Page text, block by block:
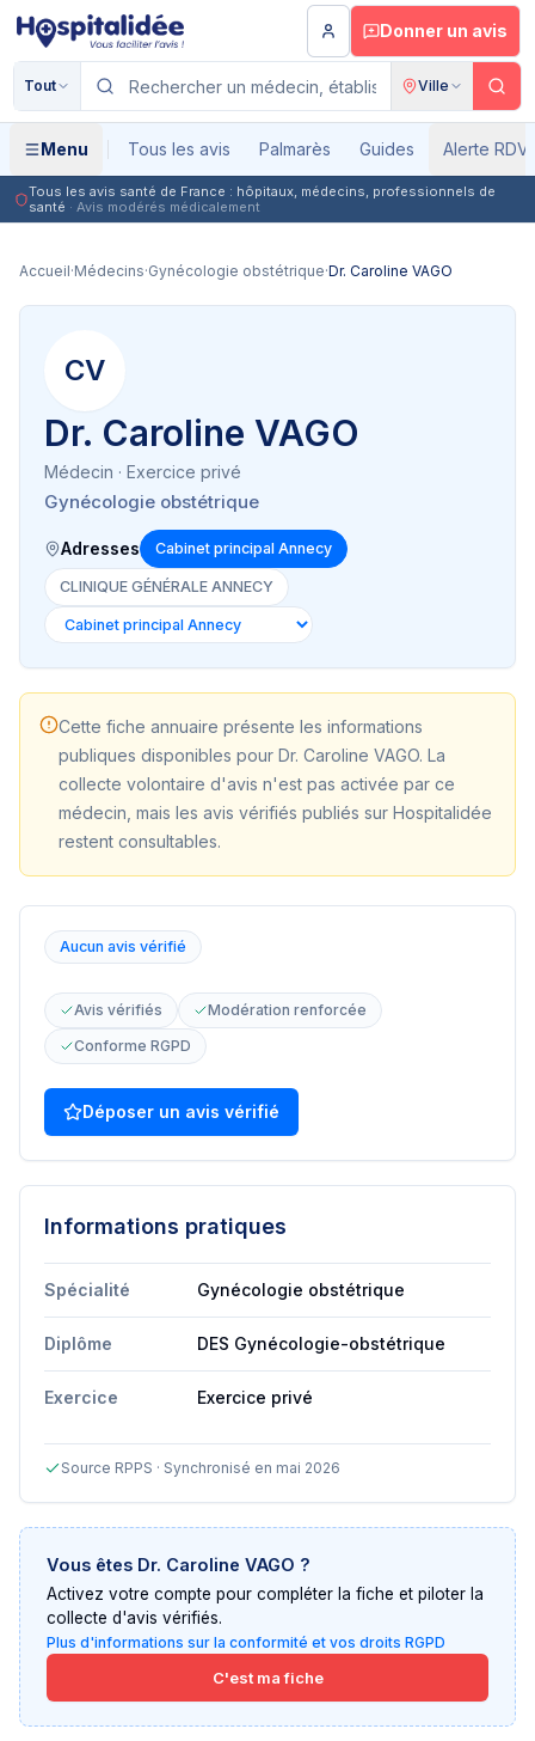
Aller au contenu principal
Donner un avis
Tout Ville
Menu Tous les avis Palmarès Guides Alerte RDV
Tous les avis santé de France : hôpitaux, médecins, professionnels de
santé · Avis modérés médicalement
Accueil·Médecins·Gynécologie obstétrique·Dr. Caroline VAGO
CV
Dr. Caroline VAGO
Médecin · Exercice privé
Gynécologie obstétrique
Adresses Cabinet principal Annecy
CLINIQUE GÉNÉRALE ANNECY
Cette fiche annuaire présente les informations
publiques disponibles pour Dr. Caroline VAGO. La
collecte volontaire d'avis n'est pas activée par ce
médecin, mais les avis vérifiés publiés sur Hospitalidée
restent consultables.
Aucun avis vérifié
Avis vérifiés
Modération renforcée
Conforme RGPD
Déposer un avis vérifié
Informations pratiques
Spécialité Gynécologie obstétrique
Diplôme DES Gynécologie-obstétrique
Exercice Exercice privé
Source RPPS · Synchronisé en mai 2026
Vous êtes Dr. Caroline VAGO ?
Activez votre compte pour compléter la fiche et piloter la
collecte d'avis vérifiés.
Plus d'informations sur la conformité et vos droits RGPD
C'est ma fiche